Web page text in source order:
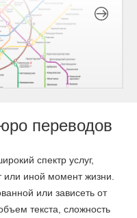
переводов
спектр услуг,
или иной момент жизни.
или зависеть от
текста, сложность